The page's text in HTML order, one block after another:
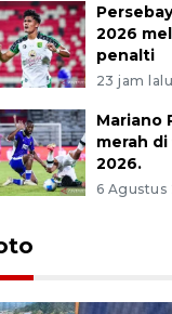
2026
penalti
23 jam lalu
Mariano
merah
2026.
6 Agustus